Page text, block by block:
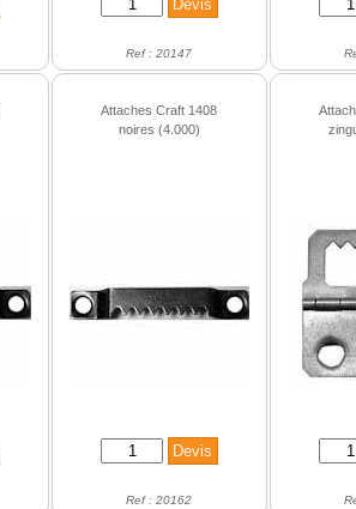
Ref : 20147
Attaches Craft 1408
noires (4.000)
Ref : 20162